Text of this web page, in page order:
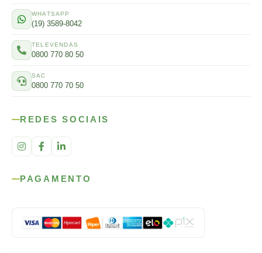
WHATSAPP
(19) 3589-8042
TELEVENDAS
0800 770 80 50
SAC
0800 770 70 50
REDES SOCIAIS
PAGAMENTO